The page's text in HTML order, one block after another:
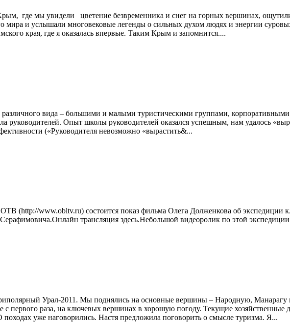
где мы увидели цветение безвременника и снег на горных вершинах,
мира и услышали многовековые легенды о сильных духом людях и энергии
края, где я оказалась впервые. Таким Крым и запомнится....
вида – большими и малыми туристическими группами,
руководителей. Опыт школы руководителей оказался успешным, нам удалось
(«Руководителя невозможно «вырастить&...
ОТВ (http://www.obltv.ru) состоится показ фильма Олега Долженкова об экспедиции
трансляция здесь.Небольшой видеоролик по этой экспедиции
Урал-2011. Мы поднялись на основные вершины – Народную,
с первого раза, на ключевых вершинах в хорошую погоду. Текущие хозяйственные
уже наговорились. Настя предложила поговорить о смысле туризма. Я...